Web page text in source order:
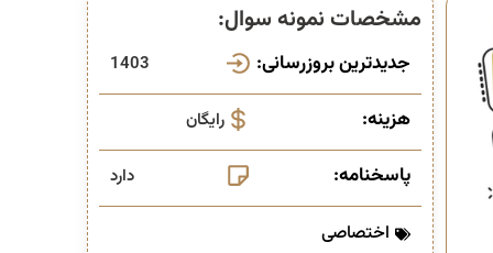
مشخصات نمونه سوال:
جدیدترین بروزرسانی: 1403
هزینه: رایگان
پاسخنامه: دارد
اختصاصی